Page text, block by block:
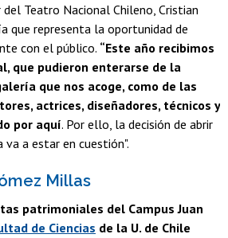
Teatro Nacional Chileno, Cristian
que representa la oportunidad de
con el público. “Este año recibimos
que pudieron enterarse de la
que nos acoge, como de las
actrices, diseñadores, técnicos y
por aquí. Por ello, la decisión de abrir
a estar en cuestión".
Millas
patrimoniales del Campus Juan
de Ciencias de la U. de Chile